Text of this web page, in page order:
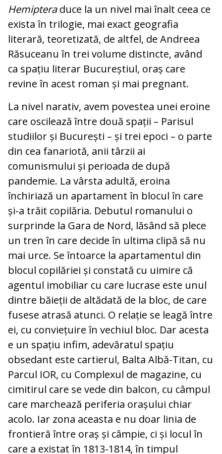
Hemipteraduce la un nivel mai înalt ceea ce
exista în trilogie, mai exact geografia
literară, teoretizată, de altfel, de Andreea
Răsuceanu în trei volume distincte, având
ca spațiu literar Bucureștiul, oraș care
revine în acest roman și mai pregnant.
La nivel narativ, avem povestea unei eroine
care oscilează între două spații – Parisul
studiilor și București – și trei epoci – o parte
din cea fanariotă, anii târzii ai
comunismului și perioada de după
pandemie. La vârsta adultă, eroina
închiriază un apartament în blocul în care
și-a trăit copilăria. Debutul romanului o
surprinde la Gara de Nord, lăsând să plece
un tren în care decide în ultima clipă să nu
mai urce. Se întoarce la apartamentul din
blocul copilăriei și constată cu uimire că
agentul imobiliar cu care lucrase este unul
dintre băieții de altădată de la bloc, de care
fusese atrasă atunci. O relație se leagă între
ei, cu conviețuire în vechiul bloc. Dar acesta
e un spațiu infim, adevăratul spațiu
obsedant este cartierul, Balta Albă-Titan, cu
Parcul IOR, cu Complexul de magazine, cu
cimitirul care se vede din balcon, cu câmpul
care marchează periferia orașului chiar
acolo. Iar zona aceasta e nu doar linia de
frontieră între oraș și câmpie, ci și locul în
care a existat în 1813-1814, în timpul